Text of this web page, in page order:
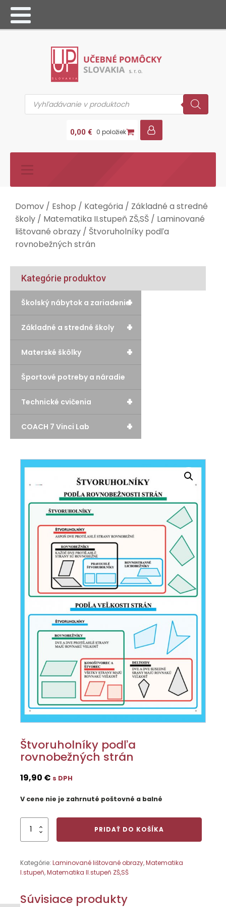
Products
search
0,00 € 0 položiek
Domov / Eshop / Kategória / Základné a stredné
školy / Matematika II.stupeň ZŠ,SŠ / Laminované
lištované obrazy / Štvoruholníky podľa
rovnobežných strán
Kategórie produktov
+
Školský nábytok a zariadenie
+
Základné a stredné školy
+
Materské škôlky
Športové potreby a náradie
+
Technické cvičenia
+
COACH 7 Vinci Lab
Štvoruholníky podľa
rovnobežných strán
19,90 € s DPH
V cene nie je zahrnuté poštovné a balné
množstvo
Štvoruholníky
strán
PRIDAŤ DO KOŠÍKA
Kategórie: Laminované lištované obrazy,Matematika
I.stupeň,Matematika II.stupeň ZŠ,SŠ
Súvisiace produkty